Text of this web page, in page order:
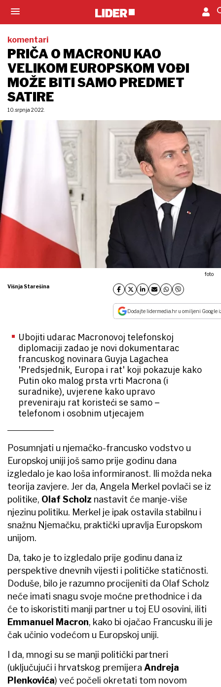
komentari
PRIČA O MACRONU KAO
VELIKOM EUROPSKOM VOĐI
MOŽE BITI SAMO PREDMET
SATIRE
10. srpnja 2022.
foto
Višnja Starešina
Dodajte lidermedia.hr u omiljeni Google
Ubojiti udarac Macronovoj telefonskoj
diplomaciji zadao je novi dokumentarac
francuskog novinara Guyja Lagachea
'Predsjednik, Europa i rat' koji pokazuje kako
Putin oko malog prsta vrti Macrona (i
suradnike), uvjerene kako upravo
preveniraju rat koristeći se samo –
telefonom i osobnim utjecajem
Posumnjati u njemačko-francusko vodstvo u
Europskoj uniji još samo prije godinu dana
izgledalo je kao loša informiranost. Ili možda neka
teorija zavjere. Jer da, Angela Merkel ​povlači se iz
politike, Olaf Scholz nastavit će manje-više
njezinu politiku. Merkel je ipak ostavila stabilnu i
snažnu Njemačku, praktički upravlja Europskom
unijom.
Da, tako je to izgledalo prije godinu dana iz
perspektive dnevnih vijesti i političke statičnosti.
Doduše, bilo je razumno procijeniti da Olaf Scholz
neće imati snagu svoje moćne prethodnice i da
će to iskoristiti manji partner u toj EU osovini, iliti
Emmanuel Macron, kako bi ojačao Francusku ili je
čak učinio vodećom u Europskoj uniji.
I da, mnogi su se manji politički partneri
(uključujući i hrvatskog premijera Andreja
Plenkovića) već počeli okretati tom novom